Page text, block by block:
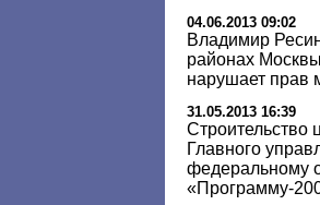
04.06.2013 09:02
Владимир
районах
нарушает прав
31.05.2013 16:39
Строительство
Главного
федеральному
«Программу-